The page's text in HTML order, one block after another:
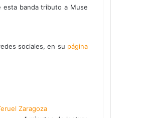
banda tributo a Muse
sociales, en su página
Zaragoza